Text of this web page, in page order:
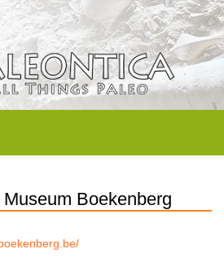
Boekenberg